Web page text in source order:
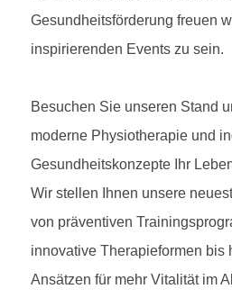
Gesundheitsförderung freuen
inspirierenden Events zu sein.
Besuchen Sie unseren Stand
moderne Physiotherapie und
Gesundheitskonzepte Ihr
Wir stellen Ihnen unsere
von präventiven
innovative Therapieformen bis
Ansätzen für mehr Vitalität im